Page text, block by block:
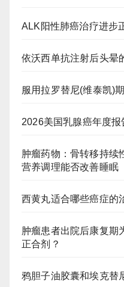
ALK阳性肺癌治疗进步
依沃西单抗注射后头晕
服用拉罗替尼(维泰凯)
2026美国乳腺癌年度报
肿瘤药物：骨转移持续
营养调理能否改善睡眠
西黄丸适合哪些癌症的
肿瘤患者出院后康复期
正合剂？
鸦胆子油胶囊和埃克替